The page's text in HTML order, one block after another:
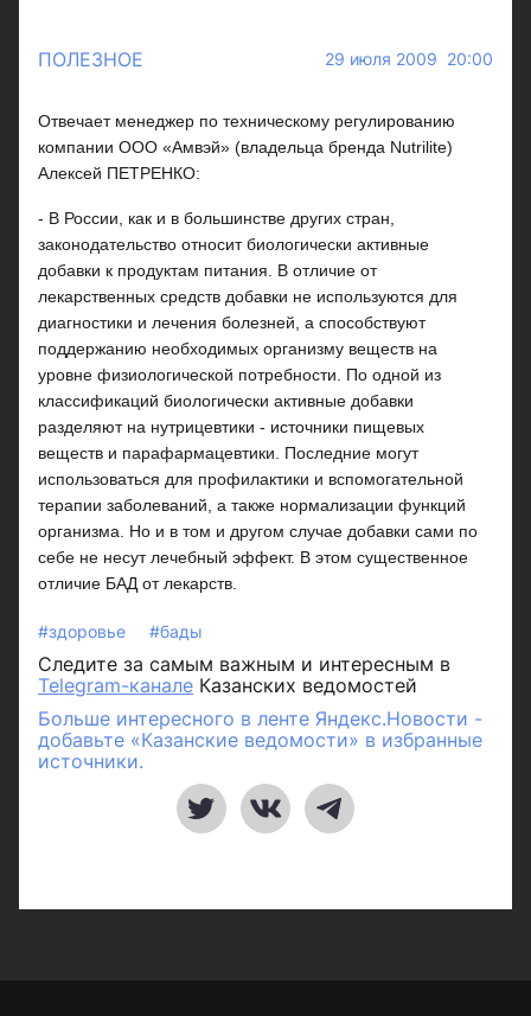
ПОЛЕЗНОЕ 29 июля 2009 20:00
Отвечает менеджер по техническому регулированию
компании ООО «Амвэй» (владельца бренда Nutrilite)
Алексей ПЕТРЕНКО:
- В России, как и в большинстве других стран,
законодательство относит биологически активные
добавки к продуктам питания. В отличие от
лекарственных средств добавки не используются для
диагностики и лечения болезней, а способствуют
поддержанию необходимых организму веществ на
уровне физиологической потребности. По одной из
классификаций биологически активные добавки
разделяют на нутрицевтики - источники пищевых
веществ и парафармацевтики. Последние могут
использоваться для профилактики и вспомогательной
терапии заболеваний, а также нормализации функций
организма. Но и в том и другом случае добавки сами по
себе не несут лечебный эффект. В этом существенное
отличие БАД от лекарств.
#здоровье #бады
Следите за самым важным и интересным в
Telegram-канале Казанских ведомостей
Больше интересного в ленте Яндекс.Новости -
добавьте «Казанские ведомости» в избранные
источники.